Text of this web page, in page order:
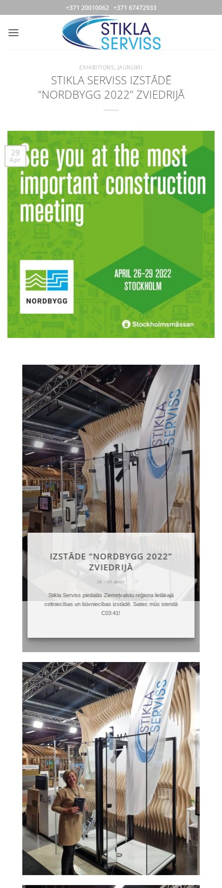
to
content
+371 20010062 +371 67472933
EXHIBITIONS, JAUNUMI
STIKLA SERVISS IZSTĀDĒ
“NORDBYGG 2022” ZVIEDRIJĀ
29
Apr
IZSTĀDE “NORDBYGG 2022”
ZVIEDRIJĀ
26. – 29. aprīlis
Stikla Serviss piedalās Ziemeļvalstu reģiona lielākajā
celtniecības un būvniecības izstādē. Satiec mūs stendā
C03:41!